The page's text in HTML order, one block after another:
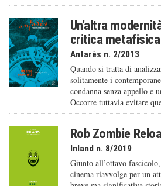
Un'altra
critica
Antarès n. 2/2013
Quando si tratta di
solitamente i
condanna senza appello e
Occorre tuttavia evitare
Rob Zombie
Inland n. 8/2019
Giunto all’ottavo
cinema riavvolge per un